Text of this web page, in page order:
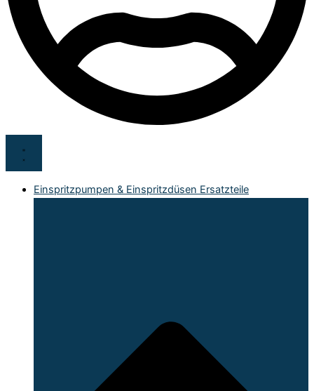
Einspritzpumpen & Einspritzdüsen Ersatzteile